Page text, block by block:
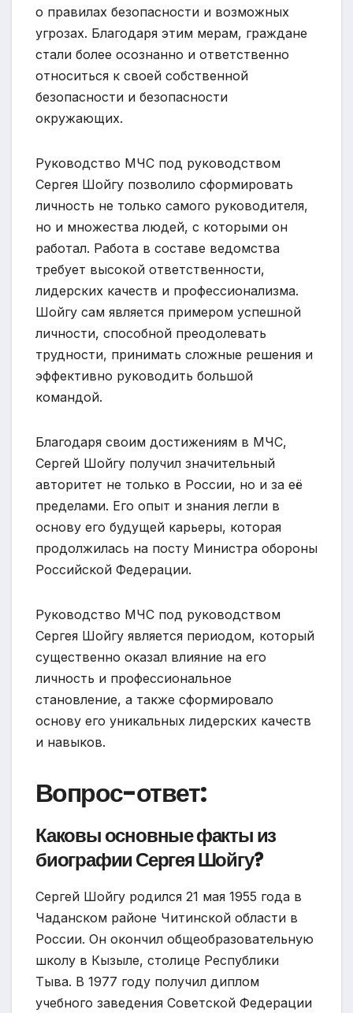
о правилах безопасности и возможных
угрозах. Благодаря этим мерам, граждане
стали более осознанно и ответственно
относиться к своей собственной
безопасности и безопасности
окружающих.
Руководство МЧС под руководством
Сергея Шойгу позволило сформировать
личность не только самого руководителя,
но и множества людей, с которыми он
работал. Работа в составе ведомства
требует высокой ответственности,
лидерских качеств и профессионализма.
Шойгу сам является примером успешной
личности, способной преодолевать
трудности, принимать сложные решения и
эффективно руководить большой
командой.
Благодаря своим достижениям в МЧС,
Сергей Шойгу получил значительный
авторитет не только в России, но и за её
пределами. Его опыт и знания легли в
основу его будущей карьеры, которая
продолжилась на посту Министра обороны
Российской Федерации.
Руководство МЧС под руководством
Сергея Шойгу является периодом, который
существенно оказал влияние на его
личность и профессиональное
становление, а также сформировало
основу его уникальных лидерских качеств
и навыков.
Вопрос-ответ:
Каковы основные факты из
биографии Сергея Шойгу?
Сергей Шойгу родился 21 мая 1955 года в
Чаданском районе Читинской области в
России. Он окончил общеобразовательную
школу в Кызыле, столице Республики
Тыва. В 1977 году получил диплом
учебного заведения Советской Федерации